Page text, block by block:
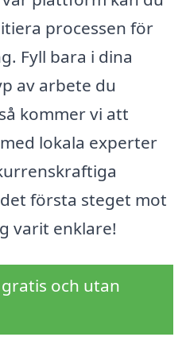
processen för
Fyll bara i dina
av arbete du
kommer vi att
lokala experter
första steget mot
varit enklare!
och utan